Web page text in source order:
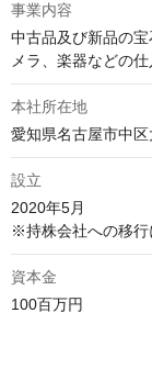
事業内容
中古品及び新品の
メラ、楽器などの
本社所在地
愛知県名古屋市中
設立
2020年5月
※持株会社への移行
資本金
100百万円